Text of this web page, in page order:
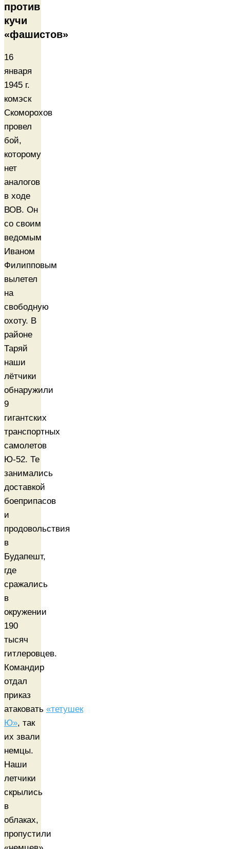
против
кучи
«фашистов»
16
января
1945 г.
комэск
Скоморохов
провел
бой,
которому
нет
аналогов
в ходе
ВОВ. Он
со своим
ведомым
Иваном
Филипповым
вылетел
на
свободную
охоту. В
районе
Таряй
наши
лётчики
обнаружили
9
гигантских
транспортных
самолетов
Ю-52. Те
занимались
доставкой
боеприпасов
и
продовольствия
в
Будапешт,
где
сражались
в
окружении
190
тысяч
гитлеровцев.
Командир
отдал
приказ
атаковать «тетушек
Ю», так
их звали
немцы.
Наши
летчики
скрылись
в
облаках,
пропустили